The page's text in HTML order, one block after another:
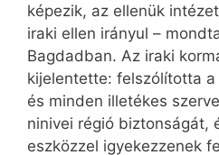
képezik, az ellenük
iraki ellen irányul –
Bagdadban. Az iraki
kijelentette: felszólította
és minden illetékes
ninivei régió biztonságát,
eszközzel igyekezzenek